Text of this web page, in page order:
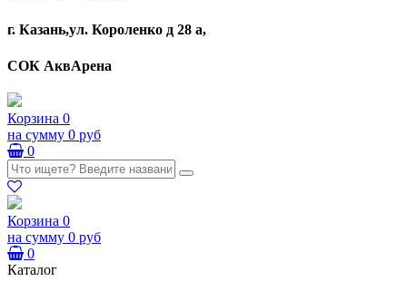
г. Казань,ул. Короленко д 28 а,
СОК АквАрена
Корзина 0
на сумму 0 руб
0
Корзина 0
на сумму 0 руб
0
Каталог